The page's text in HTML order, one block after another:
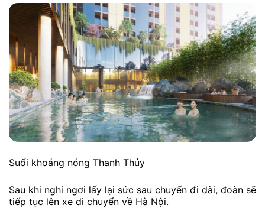
Sau khi dùng bữa trưa, đoàn sẽ đi thăm quan ruộng
bậc thang Chế Cu Nha – nơi đây những người H’Mông
sinh sống. Tiếp đó là danh thắng du lịch quốc gia –
Ruộng bậc thang Dế Xu Phình, La Pán Tẩn.
Chiều tối, quý khách sẽ cùng nhau thưởng thức đặc
sản bản địa. Sau đó sẽ cùng hòa mình vào những bản
nhạc của núi rừng Tây Bắc.
NGÀY 03: NGHĨA LỘ – KHOÁNG NÓNG
khách sẽ đi thăm chợ phiên. Chợ phiên tại TT. Nghĩa
Lộ có bày bàn rất nhiều đặc sản vùng núi và quà mang